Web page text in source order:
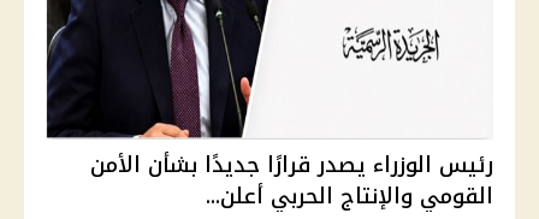
رئيس الوزراء يصدر قرارًا جديدًا بشأن الأمن
القومي والإنتاج الحربي أعلن...